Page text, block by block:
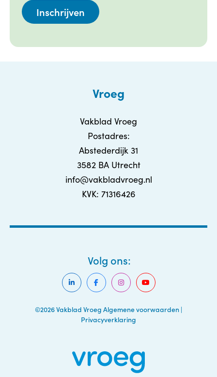
Vroeg
Vakblad Vroeg
Postadres:
Abstederdijk 31
3582 BA Utrecht
info@vakbladvroeg.nl
KVK: 71316426
©2026 Vakblad Vroeg Algemene voorwaarden |
Privacyverklaring
Volg ons: